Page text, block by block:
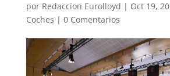
por Redaccion Eurolloyd | Oct 19,
Coches | 0 Comentarios